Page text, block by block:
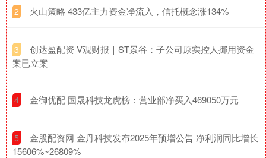
2 ​火山策略 433亿主力资金净流入，信托概念涨134%
3
​创达盈配资 V观财报｜ST景谷：子公司原实控人挪用资金
案已立案
4 ​金御优配 国晟科技龙虎榜：营业部净买入469050万元
5
​金股配资网 金丹科技发布2025年预增公告 净利润同比增长
15606%~26809%